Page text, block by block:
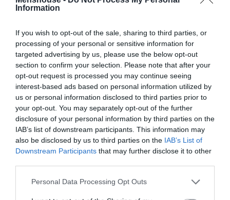
Information
If you wish to opt-out of the sale, sharing to third parties, or
processing of your personal or sensitive information for
targeted advertising by us, please use the below opt-out
section to confirm your selection. Please note that after your
opt-out request is processed you may continue seeing
interest-based ads based on personal information utilized by
us or personal information disclosed to third parties prior to
your opt-out. You may separately opt-out of the further
disclosure of your personal information by third parties on the
IAB’s list of downstream participants. This information may
also be disclosed by us to third parties on the IAB’s List of
Downstream Participants that may further disclose it to other
Personal Data Processing Opt Outs